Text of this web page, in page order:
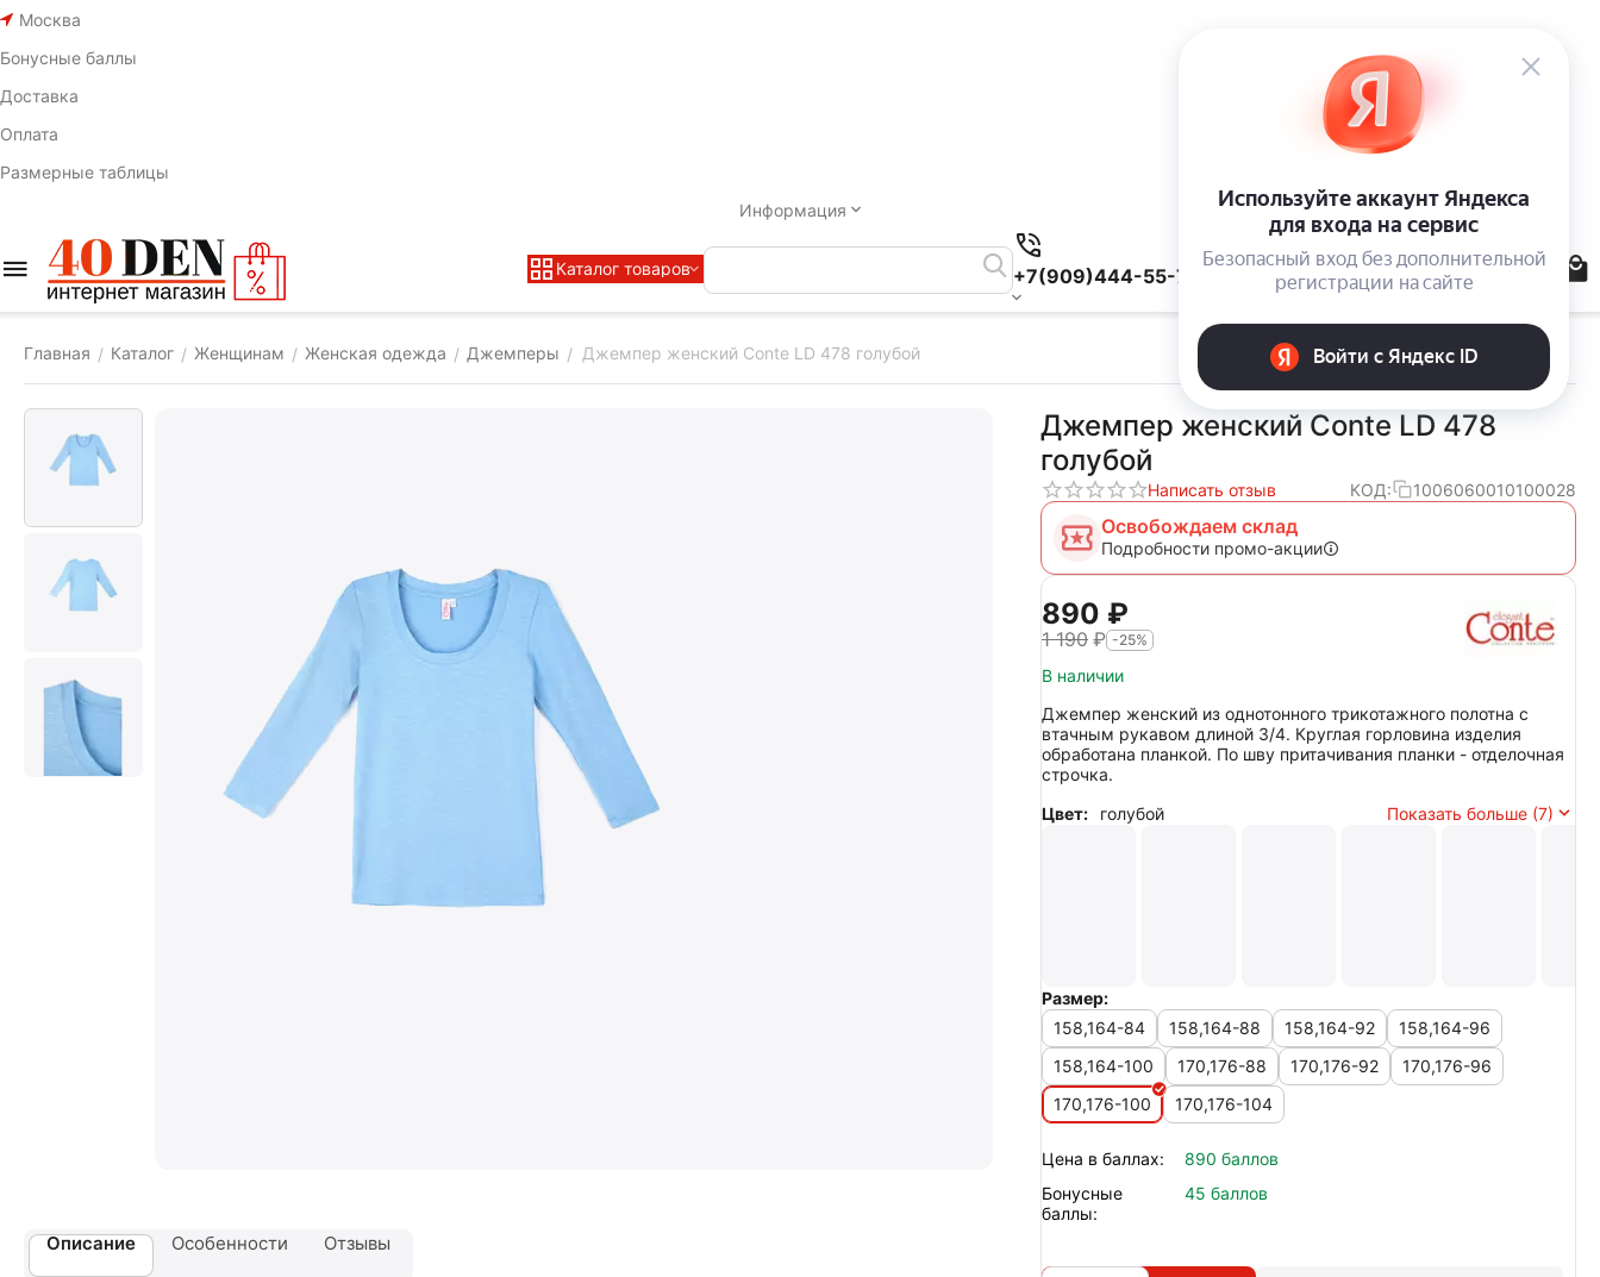
Москва
Бонусные баллы
Доставка
Оплата
Размерные таблицы
Информация
Каталог товаров +7(909)444-55-78
Главная / Каталог / Женщинам / Женская одежда / Джемперы / Джемпер женский Conte LD 478 голубой
Джемпер женский Conte LD 478
голубой
Написать отзыв КОД: 1006060010100028
Освобождаем склад
Подробности промо-акции
‍890‍ ₽
1 190 ₽ -25%
В наличии
Джемпер женский из однотонного трикотажного полотна с
втачным рукавом длиной 3/4. Круглая горловина изделия
обработана планкой. По шву притачивания планки - отделочная
строчка.
Цвет:
голубой Показать больше (7)
Размер:
158,164-84
158,164-88 158,164-92
158,164-96
158,164-100
170,176-88 170,176-92
170,176-96
170,176-100
170,176-104
Цена в баллах:
890 баллов
Бонусные
баллы:
45 баллов
Описание Особенности Отзывы